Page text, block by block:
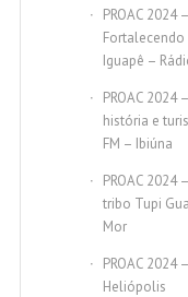
PROAC 2024
Iguapê –
PROAC 2024
história e
FM – Ibiúna
PROAC
tribo Tupi
Mor
PROAC 2024
Heliópolis